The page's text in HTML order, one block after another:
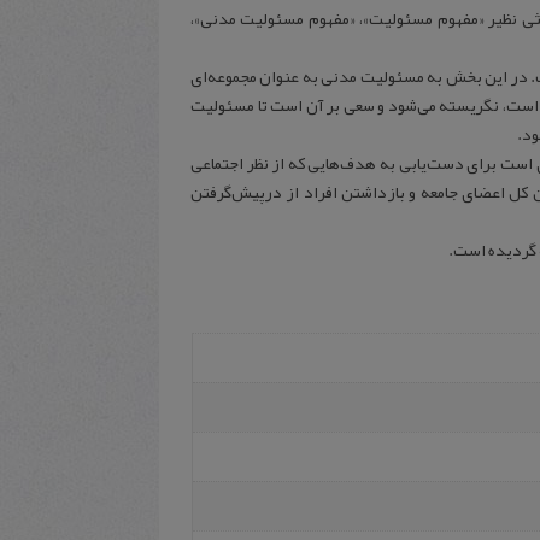
نظیر «مفهوم مسئولیت»، «مفهوم مسئولیت مدنی»،
در این بخش به مسئولیت مدنی به عنوان مجموعه‌ای
است، نگریسته می‌شود و سعی بر آن است تا مسئولیت
است برای دست‌یابی به هدف‌هایی که از نظر اجتماعی
کل اعضای جامعه و بازداشتن افراد از درپیش‌‌گرفتن
گردیده است.